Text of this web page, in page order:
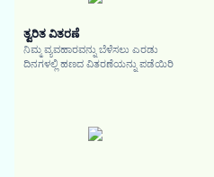
ತ್ವರಿತ ವಿತರಣೆ
ನಿಮ್ಮ ವ್ಯವಹಾರವನ್ನು ಬೆಳೆಸಲು ಎರಡು
ದಿನಗಳಲ್ಲಿ ಹಣದ ವಿತರಣೆಯನ್ನು ಪಡೆಯಿರಿ